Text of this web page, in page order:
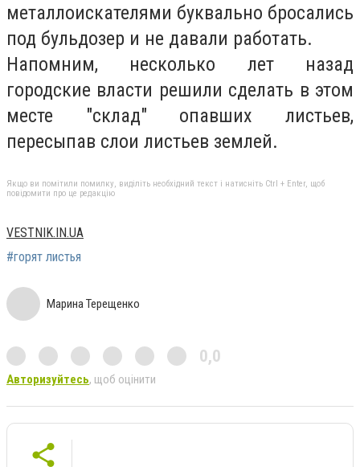
металлоискателями буквально бросались
под бульдозер и не давали работать.
Напомним, несколько лет назад
городские власти решили сделать в этом
месте "склад" опавших листьев,
пересыпав слои листьев землей.
Якщо ви помітили помилку, виділіть необхідний текст і натисніть Ctrl + Enter, щоб
повідомити про це редакцію
VESTNIK.IN.UA
#горят листья
Марина Терещенко
0,0
Авторизуйтесь, щоб оцінити